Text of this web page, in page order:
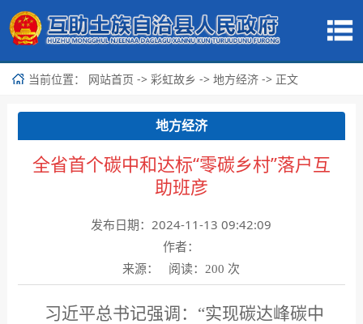
当前位置： 网站首页 -> 彩虹故乡 -> 地方经济 -> 正文
地方经济
全省首个碳中和达标“零碳乡村”落户互
助班彦
发布日期：2024-11-13 09:42:09
作者：
来源： 阅读：
200 次
习近平总书记强调：“实现碳达峰碳中